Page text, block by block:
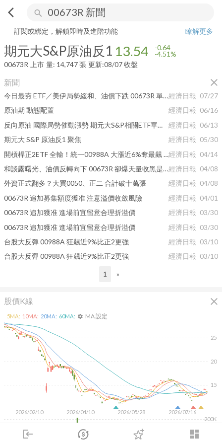
arrow_back_ios search
login dashboard
市場 登入
期元大S&P原油反1 13.54 -4.51%
訂閱或綁定，解鎖即時及進階功能
瞭解更多
期元大S&P原油反1 13.54 -0.64
-4.51%
00673R
上市 量: 14,747張 更新:08/07 收盤
新聞 close
今日最夯 ETF／美伊局勢緩和、油價下跌 00673R 單日大漲7.8%經濟日報 07/27
原油期 動態配置
經濟日報 06/16
反向原油 國際局勢催動漲勢 期元大S&P相關ETF單周勁揚7.6%
經濟日報 06/13
期元大 S&P 原油反1 聚焦
經濟日報 05/30
開槓桿正2ETF 全輸！統一00988A 大漲近6%奪最飆 ETF經濟日報 04/14
和談露曙光、油價反轉向下 00673R 卻爆天量收黑是這原因經濟日報 04/08
外資正式翻多？大買0050、正二 合計破十萬張
經濟日報 04/08
00673R 追加募集額度獲准 注意溢價收斂風險
經濟日報 04/01
00673R 追加獲准 進場前宜留意合理折溢價
經濟日報 03/30
00673R 追加獲准 進場前宜留意合理折溢價
經濟日報 03/30
台股大反彈 00988A 狂飆近9%比正2更強
經濟日報 03/10
台股大反彈 00988A 狂飆近9%比正2更強
經濟日報 03/10
1 »
股價K線 close
2026/02/10 2026/04/10 2026/05/28 2026/07/16
15
20
25
200K
5MA: 10MA: 20MA: 60MA: settings MA 設定